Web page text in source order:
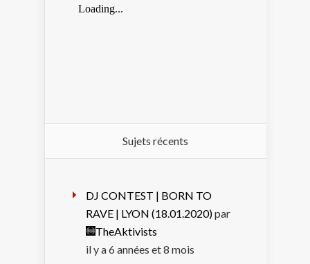
Sujets récents
DJ CONTEST | BORN TO
RAVE | LYON (18.01.2020)par
TheAktivists
il y a 6 années et 8 mois